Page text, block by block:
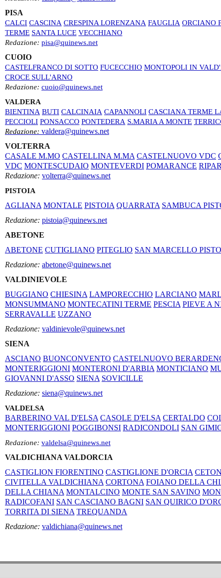
PISA
CALCI CASCINA CRESPINA LORENZANA FAUGLIA ORCIANO
TERME SANTA LUCE VECCHIANO
Redazione: pisa@quinews.net
CUOIO
CASTELFRANCO DI SOTTO FUCECCHIO MONTOPOLI IN
CROCE SULL'ARNO
Redazione: cuoio@quinews.net
VALDERA
BIENTINA BUTI CALCINAIA CAPANNOLI CASCIANA TERME
PECCIOLI PONSACCO PONTEDERA S.MARIA A MONTE
Redazione: valdera@quinews.net
VOLTERRA
CASALE M.MO CASTELLINA M.MA CASTELNUOVO VDC
VDC MONTESCUDAIO MONTEVERDI POMARANCE
Redazione: volterra@quinews.net
PISTOIA
AGLIANA MONTALE PISTOIA QUARRATA SAMBUCA
Redazione: pistoia@quinews.net
ABETONE
ABETONE CUTIGLIANO PITEGLIO SAN MARCELLO
Redazione: abetone@quinews.net
VALDINIEVOLE
BUGGIANO CHIESINA LAMPORECCHIO LARCIANO
MONSUMMANO MONTECATINI TERME PESCIA PIEVE A
SERRAVALLE UZZANO
Redazione: valdinievole@quinews.net
SIENA
ASCIANO BUONCONVENTO CASTELNUOVO
MONTERIGGIONI MONTERONI D'ARBIA MONTICIANO
GIOVANNI D'ASSO SIENA SOVICILLE
Redazione: siena@quinews.net
VALDELSA
BARBERINO VAL D'ELSA CASOLE D'ELSA CERTALDO
MONTERIGGIONI POGGIBONSI RADICONDOLI SAN
Redazione: valdelsa@quinews.net
VALDICHIANA VALDORCIA
CASTIGLION FIORENTINO CASTIGLIONE D'ORCIA
CIVITELLA VALDICHIANA CORTONA FOIANO DELLA
DELLA CHIANA MONTALCINO MONTE SAN SAVINO
RADICOFANI SAN CASCIANO BAGNI SAN QUIRICO
TORRITA DI SIENA TREQUANDA
Redazione: valdichiana@quinews.net